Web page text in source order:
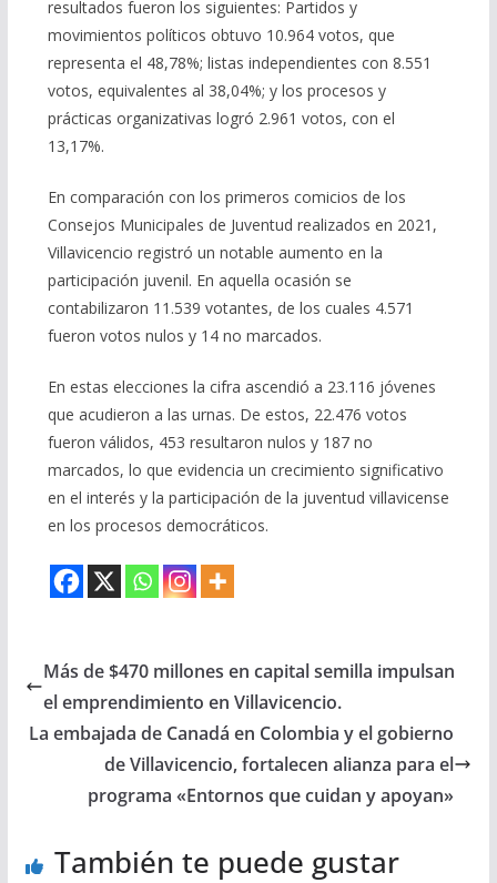
resultados fueron los siguientes: Partidos y
movimientos políticos obtuvo 10.964 votos, que
representa el 48,78%; listas independientes con 8.551
votos, equivalentes al 38,04%; y los procesos y
prácticas organizativas logró 2.961 votos, con el
13,17%.
En comparación con los primeros comicios de los
Consejos Municipales de Juventud realizados en 2021,
Villavicencio registró un notable aumento en la
participación juvenil. En aquella ocasión se
contabilizaron 11.539 votantes, de los cuales 4.571
fueron votos nulos y 14 no marcados.
En estas elecciones la cifra ascendió a 23.116 jóvenes
que acudieron a las urnas. De estos, 22.476 votos
fueron válidos, 453 resultaron nulos y 187 no
marcados, lo que evidencia un crecimiento significativo
en el interés y la participación de la juventud villavicense
en los procesos democráticos.
Más de $470 millones en capital semilla impulsan
el emprendimiento en Villavicencio.
La embajada de Canadá en Colombia y el gobierno
de Villavicencio, fortalecen alianza para el
programa «Entornos que cuidan y apoyan»
También te puede gustar